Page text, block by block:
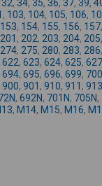
32, 34, 35, 36, 37, 39,
, 103, 104, 105, 106,
153, 154, 155, 156, 157,
201 , 202, 203, 204, 205,
274, 275, 280, 283, 286,
622, 623, 624, 625, 627
694, 695, 696, 699, 700
900, 901 , 910, 911 , 913
, 692N, 701N, 705N,
, M14, M15, M16,